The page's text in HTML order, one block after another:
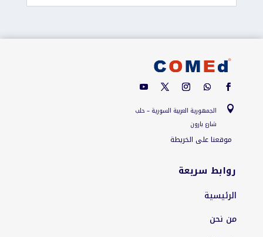

الجمهورية العربية السورية – حلب
شارع بارون
موقعنا على الخريطة
روابط سريعة
الرئيسية
من نحن